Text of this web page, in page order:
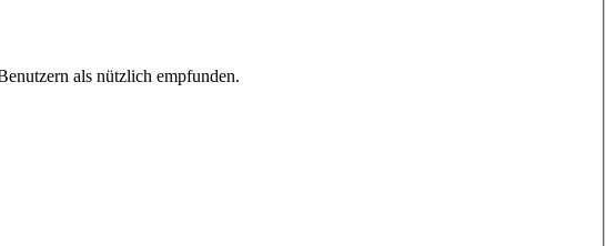
als nützlich empfunden.